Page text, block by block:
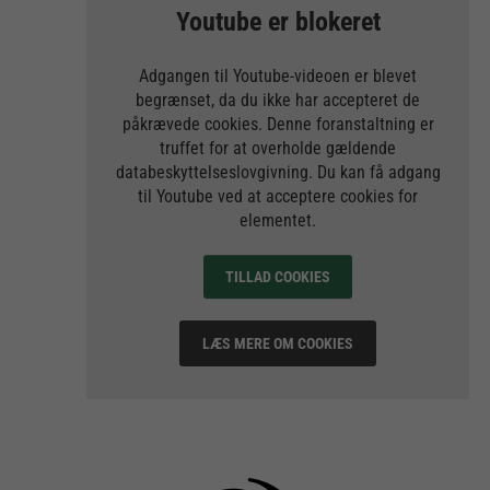
Youtube er blokeret
Adgangen til Youtube-videoen er blevet
begrænset, da du ikke har accepteret de
påkrævede cookies. Denne foranstaltning er
truffet for at overholde gældende
databeskyttelseslovgivning. Du kan få adgang
til Youtube ved at acceptere cookies for
elementet.
TILLAD COOKIES
LÆS MERE OM COOKIES